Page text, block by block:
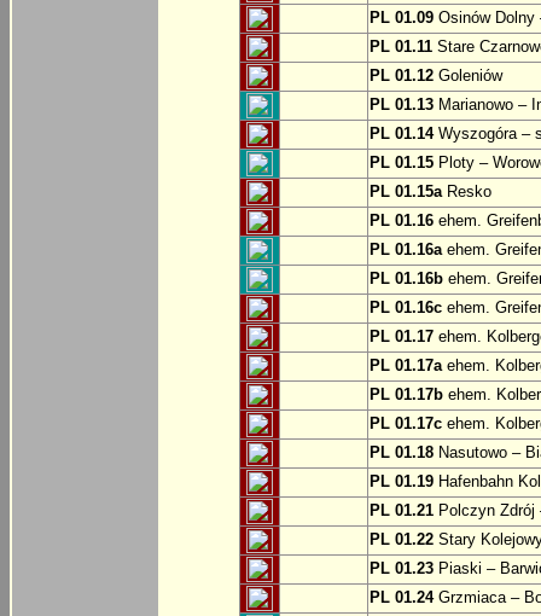
PL 01.09 Osinów Dolny
PL 01.11 Stare
PL 01.12 Goleniów
PL 01.13 Marianowo –
PL 01.14Wyszogóra –
PL 01.15 Ploty –
PL 01.15aResko
PL 01.16 ehem.
PL 01.16aehem.
PL 01.16b ehem.
PL 01.16c ehem.
PL 01.17 ehem.
PL 01.17aehem.
PL 01.17b ehem.
PL 01.17c ehem.
PL 01.18 Nasutowo –
PL 01.19 Hafenbahn
PL 01.21 Polczyn
PL 01.22 Stary
PL 01.23 Piaski –
PL 01.24Grzmiaca –